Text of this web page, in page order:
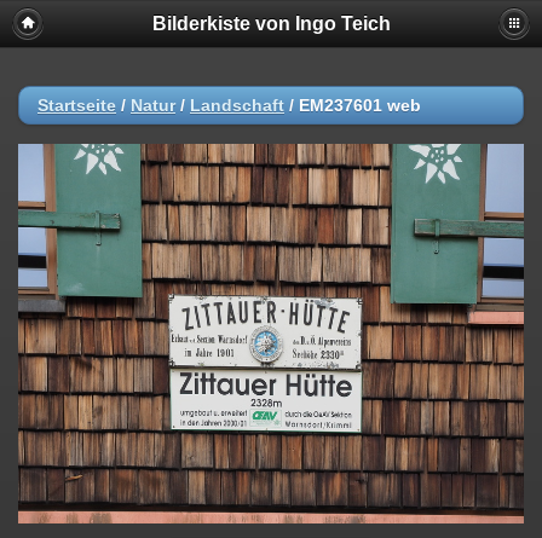
Bilderkiste von Ingo Teich
Startseite / Natur/ Landschaft / EM237601 web